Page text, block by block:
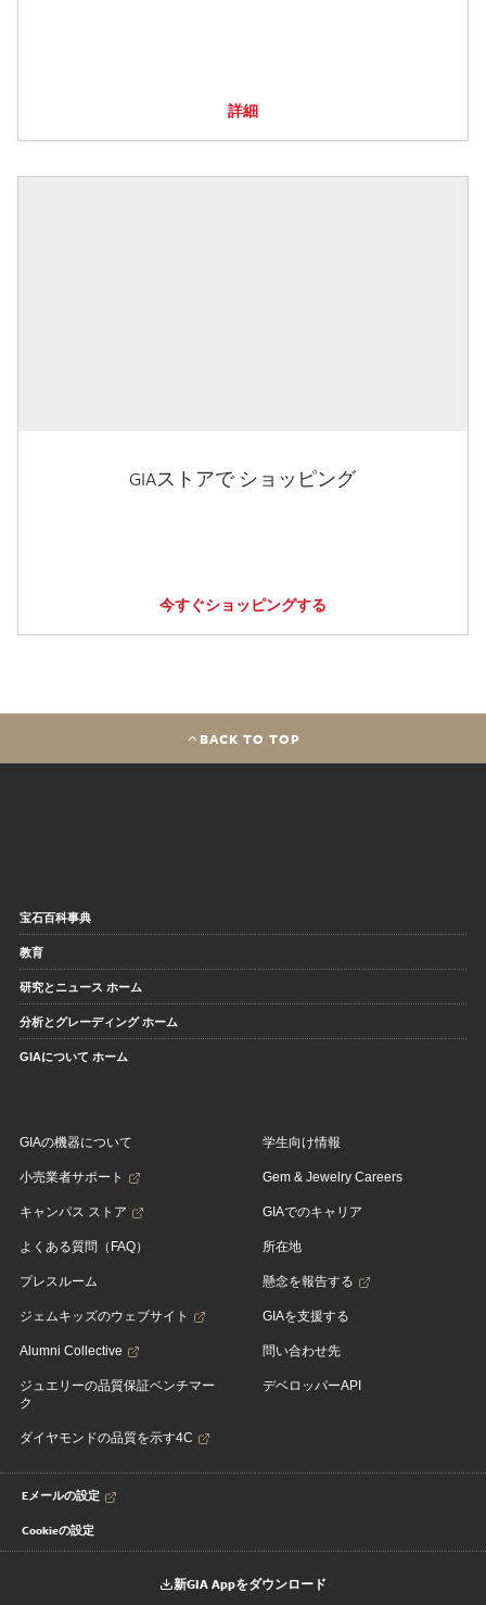
詳細
GIAストアで ショッピング
今すぐショッピングする
BACK TO TOP
宝石百科事典
教育
研究とニュース ホーム
分析とグレーディング ホーム
GIAについて ホーム
GIAの機器について
小売業者サポート
キャンパス ストア
よくある質問（FAQ）
プレスルーム
ジェムキッズのウェブサイト
Alumni Collective
ジュエリーの品質保証ベンチマー
ク
ダイヤモンドの品質を示す4C
学生向け情報
Gem & Jewelry Careers
GIAでのキャリア
所在地
懸念を報告する
GIAを支援する
問い合わせ先
デベロッパーAPI
Eメールの設定
Cookieの設定
新GIA Appをダウンロード